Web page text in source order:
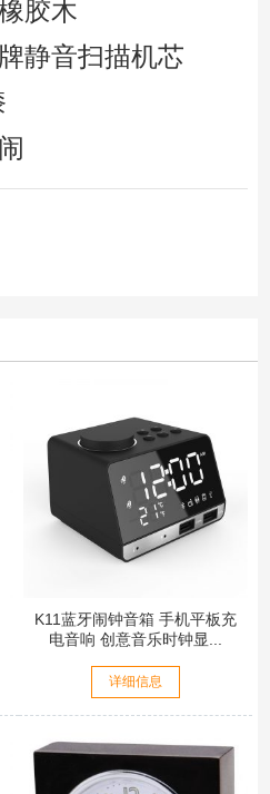
胶木
静音扫描机芯
K11蓝牙闹钟音箱 手机平板充
电音响 创意音乐时钟显...
详细信息